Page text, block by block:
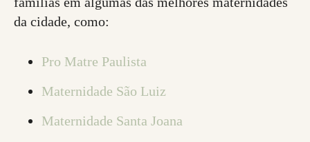
da cidade, como:
Pro Matre Paulista
Maternidade São Luiz
Maternidade Santa Joana